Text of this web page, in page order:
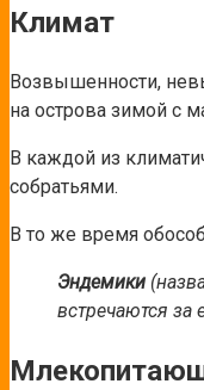
Климат
Возвышенности,
на острова зимой с
В каждой из
собратьями.
В то же время
Эндемики
встречаются за